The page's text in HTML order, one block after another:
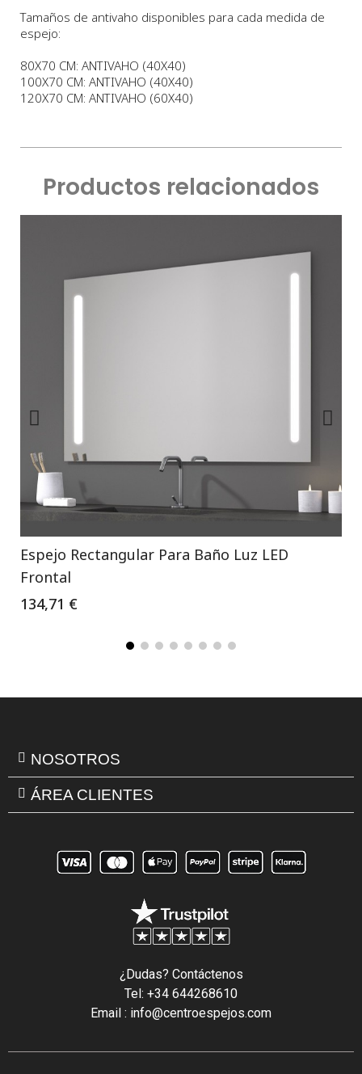
Tamaños de antivaho disponibles para cada medida de
espejo:
80X70 CM: ANTIVAHO (40X40)
100X70 CM: ANTIVAHO (40X40)
120X70 CM: ANTIVAHO (60X40)
Productos relacionados
Espejo Rectangular Para Baño Luz LED
Frontal
134,71 €
NOSOTROS
ÁREA CLIENTES
¿Dudas? Contáctenos
Tel: +34 644268610
Email : info@centroespejos.com